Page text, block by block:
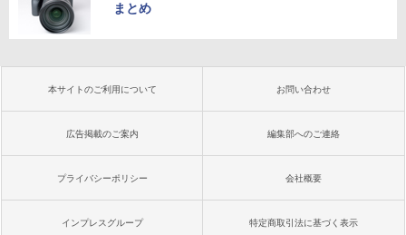
まとめ
本サイトのご利用について お問い合わせ
広告掲載のご案内 編集部へのご連絡
プライバシーポリシー 会社概要
インプレスグループ 特定商取引法に基づく表示